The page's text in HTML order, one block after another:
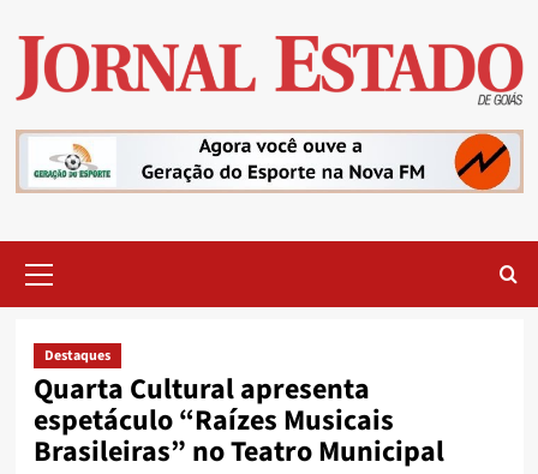
content
Menu
Destaques
Quarta Cultural apresenta
espetáculo “Raízes Musicais
Brasileiras” no Teatro Municipal